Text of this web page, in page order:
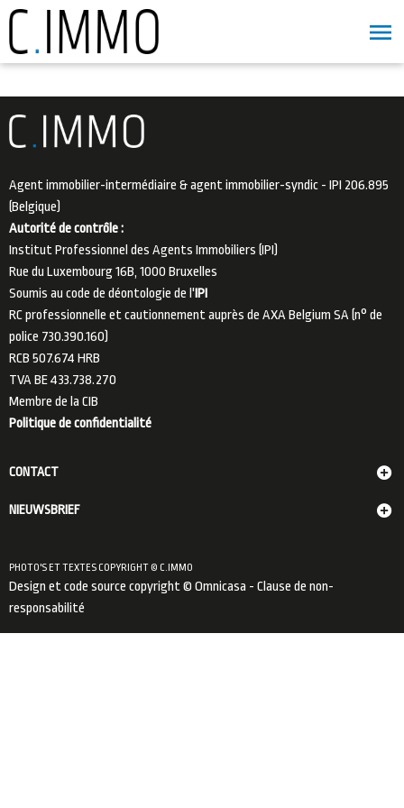
Agent immobilier-intermédiaire & agent immobilier-syndic - IPI 206.895
(Belgique)
Autorité de contrôle :
Institut Professionnel des Agents Immobiliers (IPI)
Rue du Luxembourg 16B, 1000 Bruxelles
Soumis au code de déontologie de l'IPI
RC professionnelle et cautionnement auprès de AXA Belgium SA (n° de
police 730.390.160)
RCB 507.674 HRB
TVA BE 433.738.270
Membre de la CIB
Politique de confidentialité
CONTACT
NIEUWSBRIEF
PHOTO'S ET TEXTES COPYRIGHT © C.IMMO
Design et code source copyright © Omnicasa - Clause de non-
responsabilité